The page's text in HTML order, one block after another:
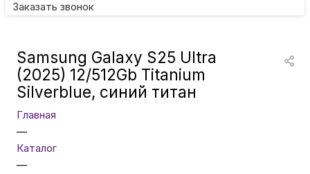
Заказать звонок
Умные кольца
Samsung Galaxy S25 Ultra
(2025) 12/512Gb Titanium
Silverblue, синий титан
Главная
—
Каталог
—